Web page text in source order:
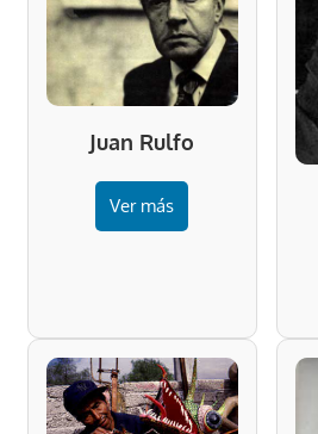
Juan Rulfo
Ver más